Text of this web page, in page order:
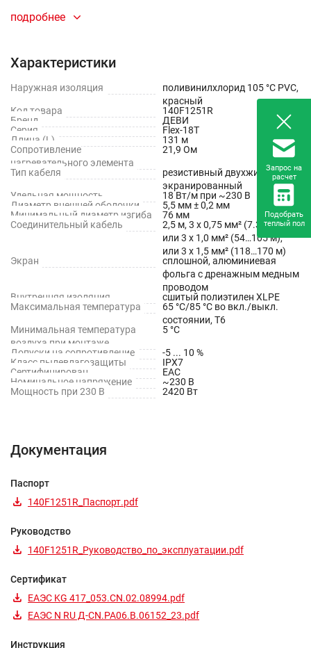
Защита от обледенения открытых площадок
растений.
Промышленное и технологическое применение:
Защита грунта от промерзания.
Обогрев металлических трубопроводов и резервуаров
для предотвращения замерзания жидкости или
поддержания необходимой технологической
температуры.
подробнее
Характеристики
Наружная изоляция
поливинилхлорид 105 °С PVC,
красный
Код товара
140F1251R
Бренд
ДЕВИ
Серия
Flex-18T
Длина (L)
131 м
Сопротивление
нагревательного элемента
21,9 Ом
Тип кабеля
резистивный двухжильный
экранированный
Удельная мощность
18 Вт/м при ~230 В
Диаметр внешней оболочки
5,5 мм ± 0,2 мм
Минимальный диаметр изгиба
76 мм
Соединительный кабель
2,5 м, 3 х 0,75 мм² (7.3…52 м),
или 3 х 1,0 мм² (54…105 м),
или 3 х 1,5 мм² (118…170 м)
Экран
сплошной, алюминиевая
фольга с дренажным медным
проводом
Внутренняя изоляция
сшитый полиэтилен XLPE
Максимальная температура
65 °С/85 °С во вкл./выкл.
состоянии, T6
Минимальная температура
воздуха при монтаже
5 °С
Допуски на сопротивление
-5 ... 10 %
Класс пылевлагозащиты
IPX7
Сертифицирован
EAC
Номинальное напряжение
~230 В
Мощность при 230 В
2420 Вт
Документация
Паспорт
140F1251R_Паспорт.pdf
Руководство
140F1251R_Руководство_по_эксплуатации.pdf
Сертификат
ЕАЭС KG 417_053.CN.02.08994.pdf
ЕАЭС N RU Д-CN.РА06.В.06152_23.pdf
Инструкция
Запрос на
расчет
Подобрать
теплый пол